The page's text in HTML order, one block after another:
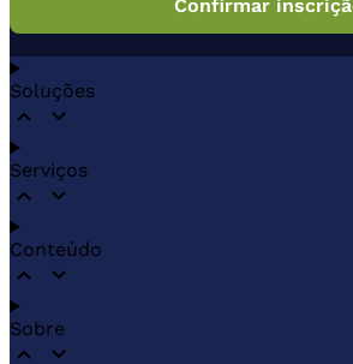
Soluções
Serviços
Conteúdo
Sobre